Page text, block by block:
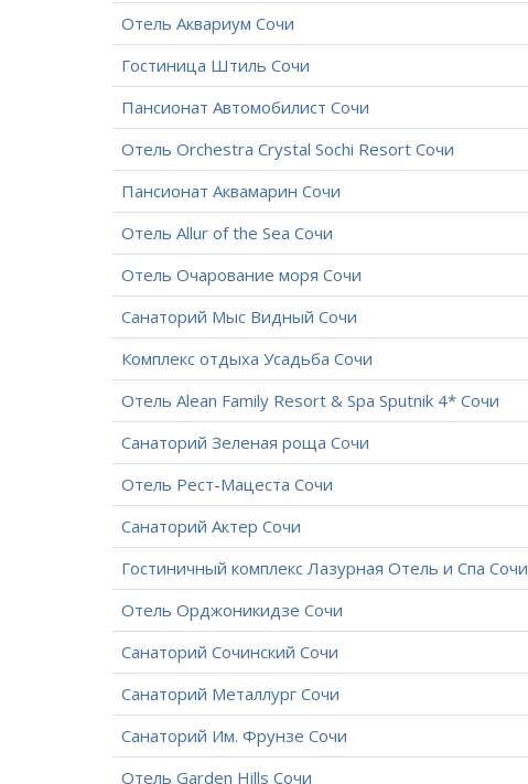
Отель Аквариум Сочи
Гостиница Штиль Сочи
Пансионат Автомобилист Сочи
Отель Orchestra Crystal Sochi Resort Сочи
Пансионат Аквамарин Сочи
Отель Allur of the Sea Сочи
Отель Очарование моря Сочи
Санаторий Мыс Видный Сочи
Комплекс отдыха Усадьба Сочи
Отель Alean Family Resort & Spa Sputnik 4* Сочи
Санаторий Зеленая роща Сочи
Отель Рест-Мацеста Сочи
Санаторий Актер Сочи
Гостиничный комплекс Лазурная Отель и Спа Сочи
Отель Орджоникидзе Сочи
Санаторий Сочинский Сочи
Санаторий Металлург Сочи
Санаторий Им. Фрунзе Сочи
Отель Garden Hills Сочи